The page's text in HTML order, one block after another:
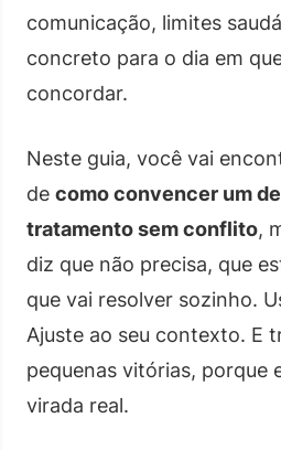
comunicação, limites
concreto para o dia em
concordar.
Neste guia, você vai
de como convencer um
tratamento sem conflito,
diz que não precisa, que
que vai resolver sozinho.
Ajuste ao seu contexto. E
pequenas vitórias, porque
virada real.